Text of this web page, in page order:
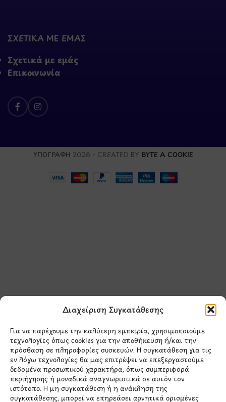
Διαχείριση Συγκατάθεσης
Για να παρέχουμε την καλύτερη εμπειρία, χρησιμοποιούμε
τεχνολογίες όπως cookies για την αποθήκευση ή/και την
πρόσβαση σε πληροφορίες συσκευών. Η συγκατάθεση για τις
εν λόγω τεχνολογίες θα μας επιτρέψει να επεξεργαστούμε
δεδομένα προσωπικού χαρακτήρα, όπως συμπεριφορά
περιήγησης ή μοναδικά αναγνωριστικά σε αυτόν τον
ιστότοπο. Η μη συγκατάθεση ή η ανάκληση της
συγκατάθεσης, μπορεί να επηρεάσει αρνητικά ορισμένες
ΣΧΕΤΙΚΑ ΜΕ ΕΜΑΣ
Σχετικά με εμάς
Επικοινωνία
ΥΠΟΓΡΑΦΗ 2026 - CREATED BY BYTE A COOKIE
Έχω διαβάσει και συμφωνώ με την
Πολιτική Απορρήτου